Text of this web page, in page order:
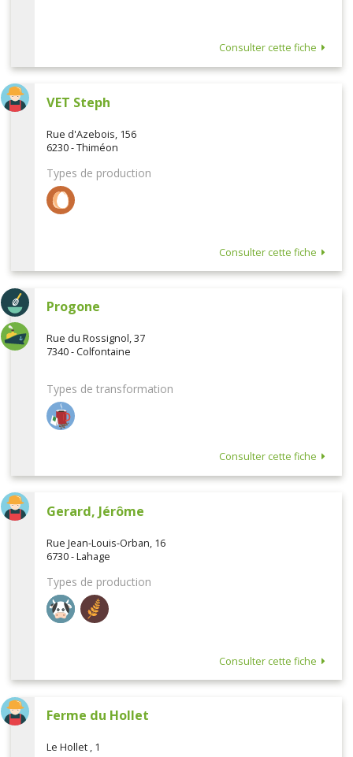
Consulter cette fiche
VET Steph
Rue d'Azebois, 156
6230 - Thiméon
Types de production
Consulter cette fiche
Progone
Rue du Rossignol, 37
7340 - Colfontaine
Types de transformation
Consulter cette fiche
Gerard, Jérôme
Rue Jean-Louis-Orban, 16
6730 - Lahage
Types de production
Consulter cette fiche
Ferme du Hollet
Le Hollet , 1